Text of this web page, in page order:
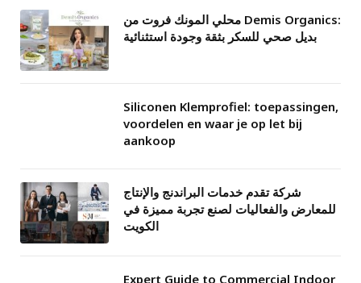
محلي المونك فروت من Demis Organics:
بديل صحي للسكر بثقة وجودة استثنائية
Siliconen Klemprofiel: toepassingen,
voordelen en waar je op let bij
aankoop
شركة تقدم خدمات البراندنج والإنتاج
للمعارض والفعاليات لصنع تجربة مميزة في
الكويت
Expert Guide to Commercial Indoor